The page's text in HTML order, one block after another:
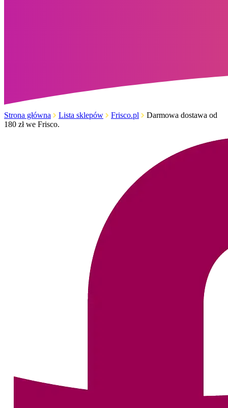
Strona główna Lista sklepów Frisco.pl
Darmowa dostawa od
180 zł we Frisco.